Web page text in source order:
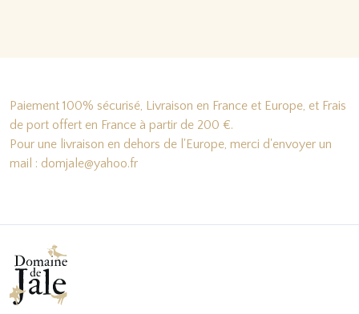
Paiement 100% sécurisé, Livraison en France et Europe, et Frais
de port offert en France à partir de 200 €.
Pour une livraison en dehors de l'Europe, merci d'envoyer un
mail : domjale@yahoo.fr